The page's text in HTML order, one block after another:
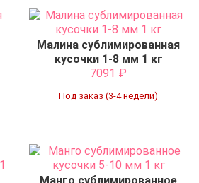
Малина сублимированная
кусочки 1-8 мм 1 кг
7091 ₽
Под заказ (3-4 недели)